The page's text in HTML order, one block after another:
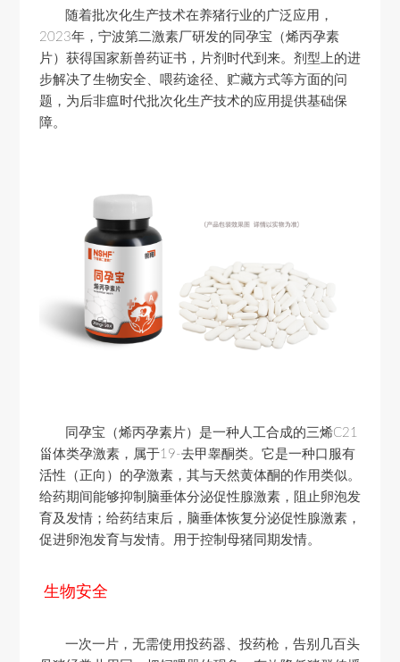
随着批次化生产技术在养猪行业的广泛应用，
2023年， 宁波第二激素厂研发的同孕宝（烯丙孕素
片）获得国家新兽药证书 ，片剂时代到来。 剂型上的进
步解决了生物安全、喂药途径、贮藏方式等方面的问
题 ，为后非瘟时代批次化生产技术的应用提供基础保
障。
同孕宝（烯丙孕素片）是一种人工合成的三烯C21
甾体类孕激素，属于19-去甲睾酮类。它是一种口服有
活性（正向）的孕激素，其与天然黄体酮的作用类似。
给药期间能够抑制脑垂体分泌促性腺激素，阻止卵泡发
育及发情；给药结束后，脑垂体恢复分泌促性腺激素，
促进卵泡发育与发情。
用于控制母猪同期发情。
生物安全
一次一片，无需使用投药器、投药枪，告别几百头